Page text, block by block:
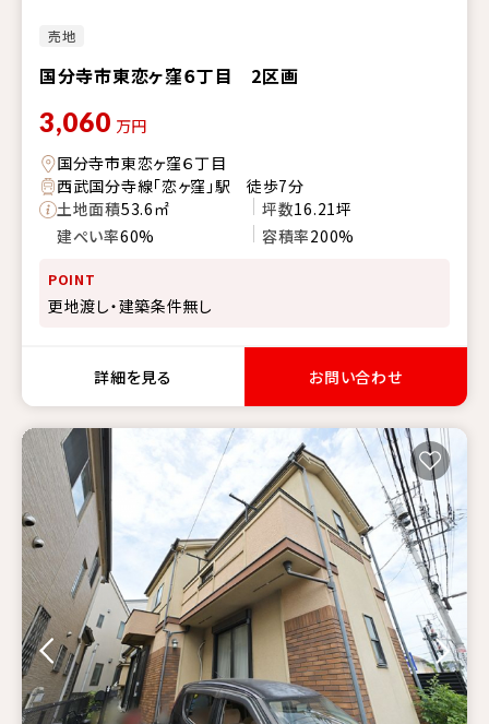
売地
国分寺市東恋ヶ窪６丁目 2区画
3,060 万円
国分寺市東恋ヶ窪６丁目
西武国分寺線「恋ヶ窪」駅 徒歩7分
土地面積53.6㎡ 坪数16.21坪
建ぺい率60% 容積率200%
POINT
更地渡し・建築条件無し
詳細を見る お問い合わせ